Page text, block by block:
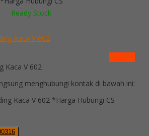
Ready Stock
via SMS
Kaca V 602
menghubungi kontak di bawah ini:
*Harga Hubungi CS